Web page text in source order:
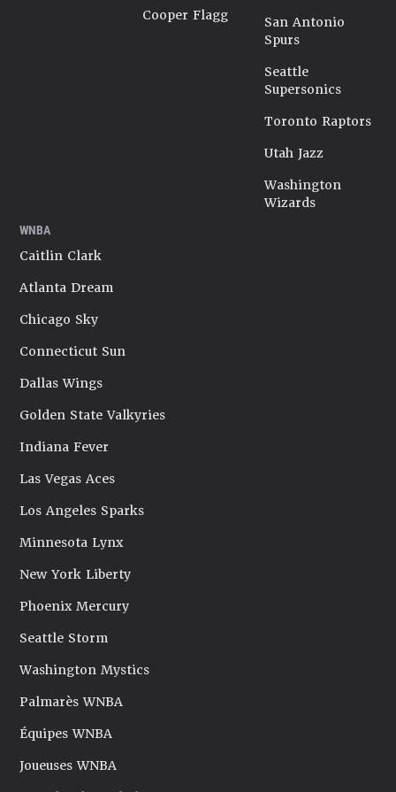
Cooper Flagg
San Antonio
Spurs
Seattle
Supersonics
Toronto Raptors
Utah Jazz
Washington
Wizards
WNBA
Caitlin Clark
Atlanta Dream
Chicago Sky
Connecticut Sun
Dallas Wings
Golden State Valkyries
Indiana Fever
Las Vegas Aces
Los Angeles Sparks
Minnesota Lynx
New York Liberty
Phoenix Mercury
Seattle Storm
Washington Mystics
Palmarès WNBA
Équipes WNBA
Joueuses WNBA